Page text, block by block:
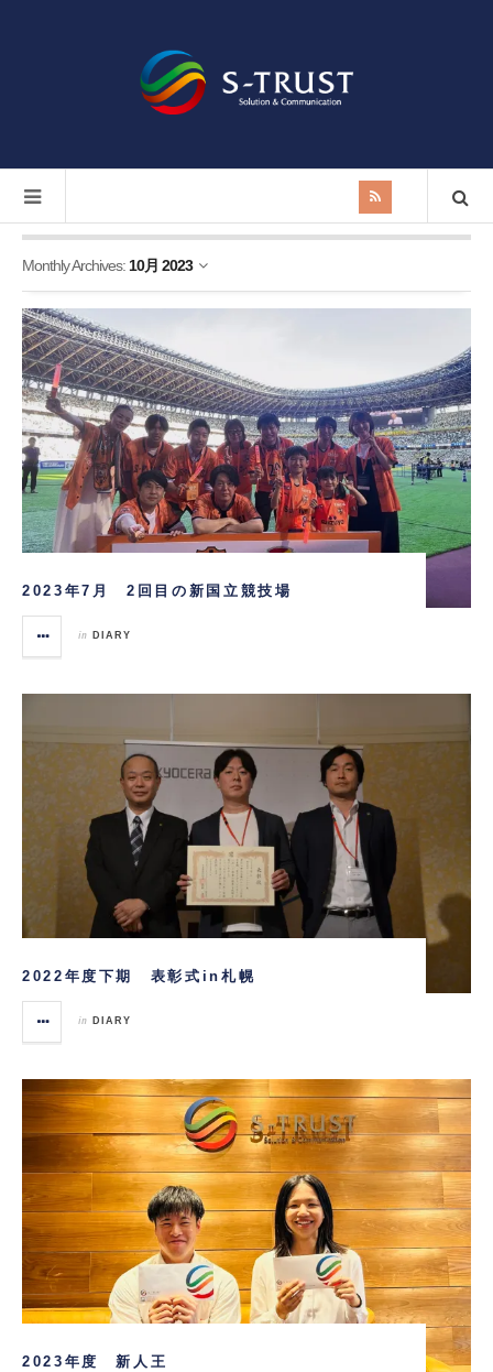
Monthly Archives:10月 2023
2023年7月 2回目の新国立競技場
in DIARY
2022年度下期 表彰式in札幌
in DIARY
2023年度 新人王